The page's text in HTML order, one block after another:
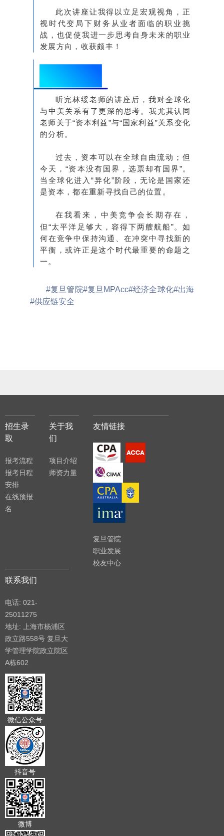
此次讲座让我得以立足宏观视角，正
视时代变局下财务从业者面临的职业挑
战，也促使我进一步思考自身未来的职业
发展方向，收获颇丰！
听完林绥老师的讲座后，我对全球化
与中美关系有了更深的思考。我尤其认同
老师关于“资本利益”与“国家利益”关系变化
的分析。
过去，资本可以在全球自由流动；但
今天，“资本没有国界，选票却有国界”。
当全球化进入“异化”阶段，无论是国家还
是资本，都在重新寻找自己的位置。
在我看来，中美竞争会长期存在，
但“太平洋足够大，容得下两艘航船”。如
何在竞争中保持沟通、在冲突中寻找新的
平衡，或许正是这个时代最重要的命题之
一。
#复旦管院#复旦MPAcc#经济全球化#出海
#供应链安全
招生录
取
报考流程
报考日程
安排
在线预报
名
关于我
们
项目介绍
师资力量
友情链接
复旦管院
职业发展
校友中心
联系我们
电话: 021-
25011275
地址: 上海市杨浦区
政立路558号 复旦大
学管理学院政立院区
A栋602
微信公众号
抖音号
微博